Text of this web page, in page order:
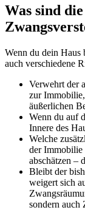
Was sind
Wenn du dein Haus
auch verschiedene
Verwehrt der
zur
äußerlichen
Wenn du auf
Innere des
Welche
der Immobilie
abschätzen –
Bleibt der
weigert sich
sondern auch